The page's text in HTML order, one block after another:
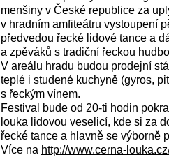
menšiny v České republice za
v hradním amfiteátru vystoupení
předvedou řecké lidové tance a
a zpěváků s tradiční řeckou
V areálu hradu budou prodejní
teplé i studené kuchyně (gyros,
s řeckým vínem.
Festival bude od 20-ti hodin
louka lidovou veselicí, kde si za
řecké tance a hlavně se výborně
Více na http://www.cerna-